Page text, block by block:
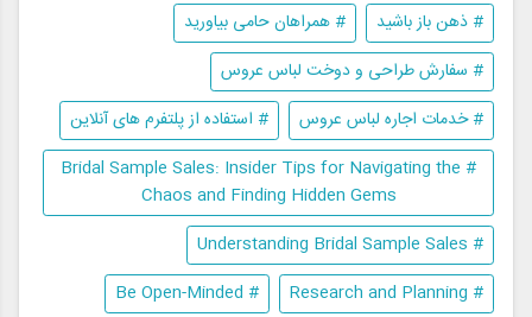
# ذهن باز باشید
# همراهان حامی بیاورید
# سفارش طراحی و دوخت لباس عروس
# خدمات اجاره لباس عروس
# استفاده از پلتفرم های آنلاین
# Bridal Sample Sales: Insider Tips for Navigating the
Chaos and Finding Hidden Gems
# Understanding Bridal Sample Sales
# Research and Planning
# Be Open-Minded